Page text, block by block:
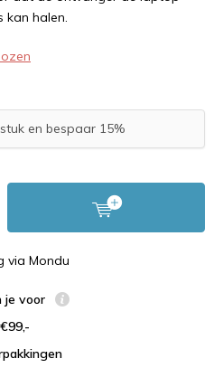
kan halen.
en bespaar 15%
via Mondu
je voor